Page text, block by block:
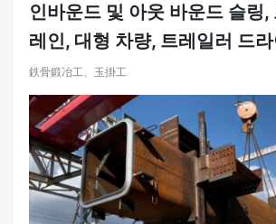
인바운드 및 아웃 바운드 슬링,
레인, 대형 차량, 트레일러 드
鉄骨鍛冶工、玉掛工